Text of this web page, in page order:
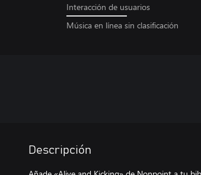
Interacción de usuarios
Música en línea sin clasificación
Descripción